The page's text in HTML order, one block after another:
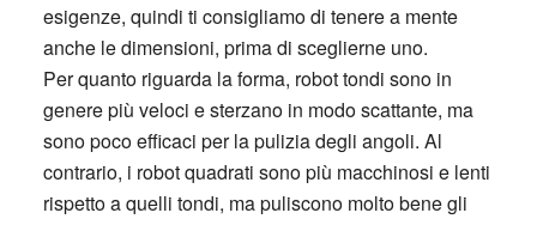
esigenze, quindi ti consigliamo di tenere a mente
anche le dimensioni, prima di sceglierne uno.
Per quanto riguarda la forma, robot tondi sono in
genere più veloci e sterzano in modo scattante, ma
sono poco efficaci per la pulizia degli angoli. Al
contrario, i robot quadrati sono più macchinosi e lenti
rispetto a quelli tondi, ma puliscono molto bene gli